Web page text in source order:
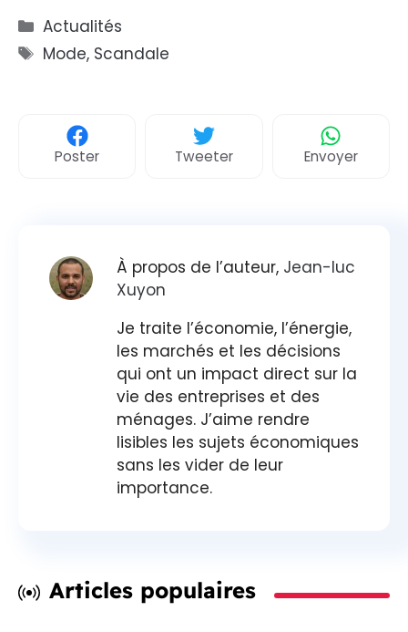
Catégories
Actualités
Étiquettes
Mode, Scandale
Poster Tweeter Envoyer
À propos de l’auteur, Jean-luc
Xuyon
Je traite l’économie, l’énergie,
les marchés et les décisions
qui ont un impact direct sur la
vie des entreprises et des
ménages. J’aime rendre
lisibles les sujets économiques
sans les vider de leur
importance.
Articles populaires